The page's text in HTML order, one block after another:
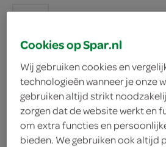
Kinder
White
Cookies op Spar.nl
Wij gebruiken cookies en
technologieën wanneer je onze
gebruiken altijd strikt
zorgen dat de website werkt en
om extra functies en
bieden. We gebruiken ook altijd